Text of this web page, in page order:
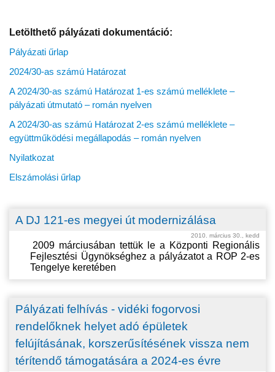
Letölthető pályázati dokumentáció:
Pályázati űrlap
2024/30-as számú Határozat
A 2024/30-as számú Határozat 1-es számú melléklete –
pályázati útmutató – román nyelven
A 2024/30-as számú Határozat 2-es számú melléklete –
együttműködési megállapodás – román nyelven
Nyilatkozat
Elszámolási űrlap
A DJ 121-es megyei út modernizálása
2010. március 30., kedd
2009 márciusában tettük le a Központi Regionális
Fejlesztési Ügynökséghez a pályázatot a ROP 2-es
Tengelye keretében
Pályázati felhívás - vidéki fogorvosi
rendelőknek helyet adó épületek
felújításának, korszerűsítésének vissza nem
térítendő támogatására a 2024-es évre